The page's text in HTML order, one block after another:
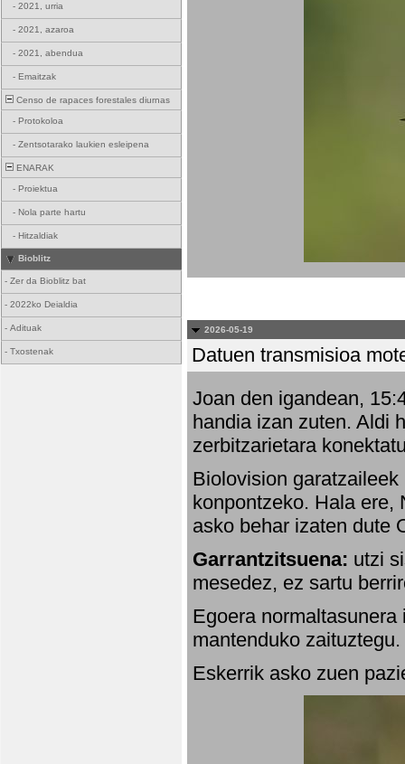
- 2021, urria
- 2021, azaroa
- 2021, abendua
- Emaitzak
Censo de rapaces forestales diurnas
- Protokoloa
- Zentsotarako laukien esleipena
ENARAK
- Proiektua
- Nola parte hartu
- Hitzaldiak
Bioblitz
- Zer da Bioblitz bat
- 2022ko Deialdia
- Adituak
- Txostenak
2026-05-19
Datuen transmisioa
Joan den igandean,
handia izan zuten. Aldi
zerbitzarietara
Biolovision
konpontzeko. Hala ere,
asko behar izaten dute
Garrantzitsuena: utzi
mesedez, ez sartu
Egoera
mantenduko
Eskerrik asko zuen